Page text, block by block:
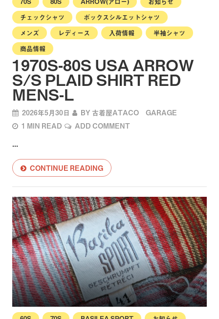
チェックシャツ
ボックスシルエットシャツ
メンズ
レディース 入荷情報
半袖シャツ
商品情報
1970S-80S USA ARROW
S/S PLAID SHIRT RED
MENS-L
2026年5月30日 BY 古着屋ATACO GARAGE
1 MIN READ
ADD COMMENT
...
CONTINUE READING